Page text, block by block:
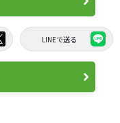
LINEで送る